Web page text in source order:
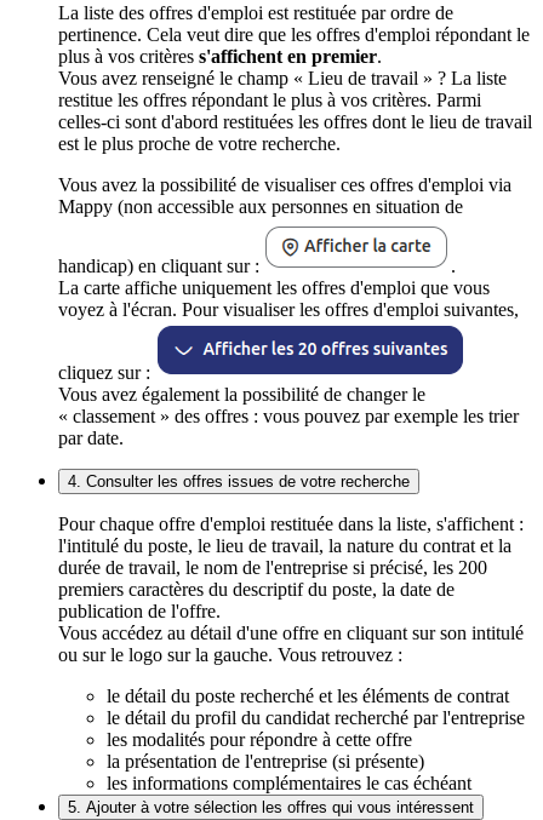
La liste des offres d'emploi est restituée par ordre de
pertinence. Cela veut dire que les offres d'emploi répondant le
plus à vos critères s'affichent en premier.
Vous avez renseigné le champ « Lieu de travail » ? La liste
restitue les offres répondant le plus à vos critères. Parmi
celles-ci sont d'abord restituées les offres dont le lieu de travail
est le plus proche de votre recherche.
Vous avez la possibilité de visualiser ces offres d'emploi via
Mappy (non accessible aux personnes en situation de
handicap) en cliquant sur :
.
La carte affiche uniquement les offres d'emploi que vous
voyez à l'écran. Pour visualiser les offres d'emploi suivantes,
cliquez sur :
Vous avez également la possibilité de changer le
« classement » des offres : vous pouvez par exemple les trier
par date.
4. Consulter les offres issues de votre recherche
Pour chaque offre d'emploi restituée dans la liste, s'affichent :
l'intitulé du poste, le lieu de travail, la nature du contrat et la
durée de travail, le nom de l'entreprise si précisé, les 200
premiers caractères du descriptif du poste, la date de
publication de l'offre.
Vous accédez au détail d'une offre en cliquant sur son intitulé
ou sur le logo sur la gauche. Vous retrouvez :
le détail du poste recherché et les éléments de contrat
le détail du profil du candidat recherché par l'entreprise
les modalités pour répondre à cette offre
la présentation de l'entreprise (si présente)
les informations complémentaires le cas échéant
5. Ajouter à votre sélection les offres qui vous intéressent